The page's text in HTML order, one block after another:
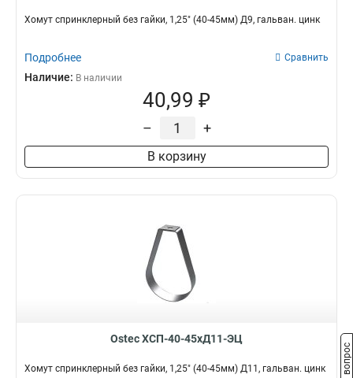
Хомут спринклерный без гайки, 1,25" (40-45мм) Д9, гальван. цинк
Подробнее Сравнить
Наличие: В наличии
40,99 ₽
– +
В корзину
Ostec ХСП-40-45хД11-ЭЦ
Хомут спринклерный без гайки, 1,25" (40-45мм) Д11, гальван. цинк